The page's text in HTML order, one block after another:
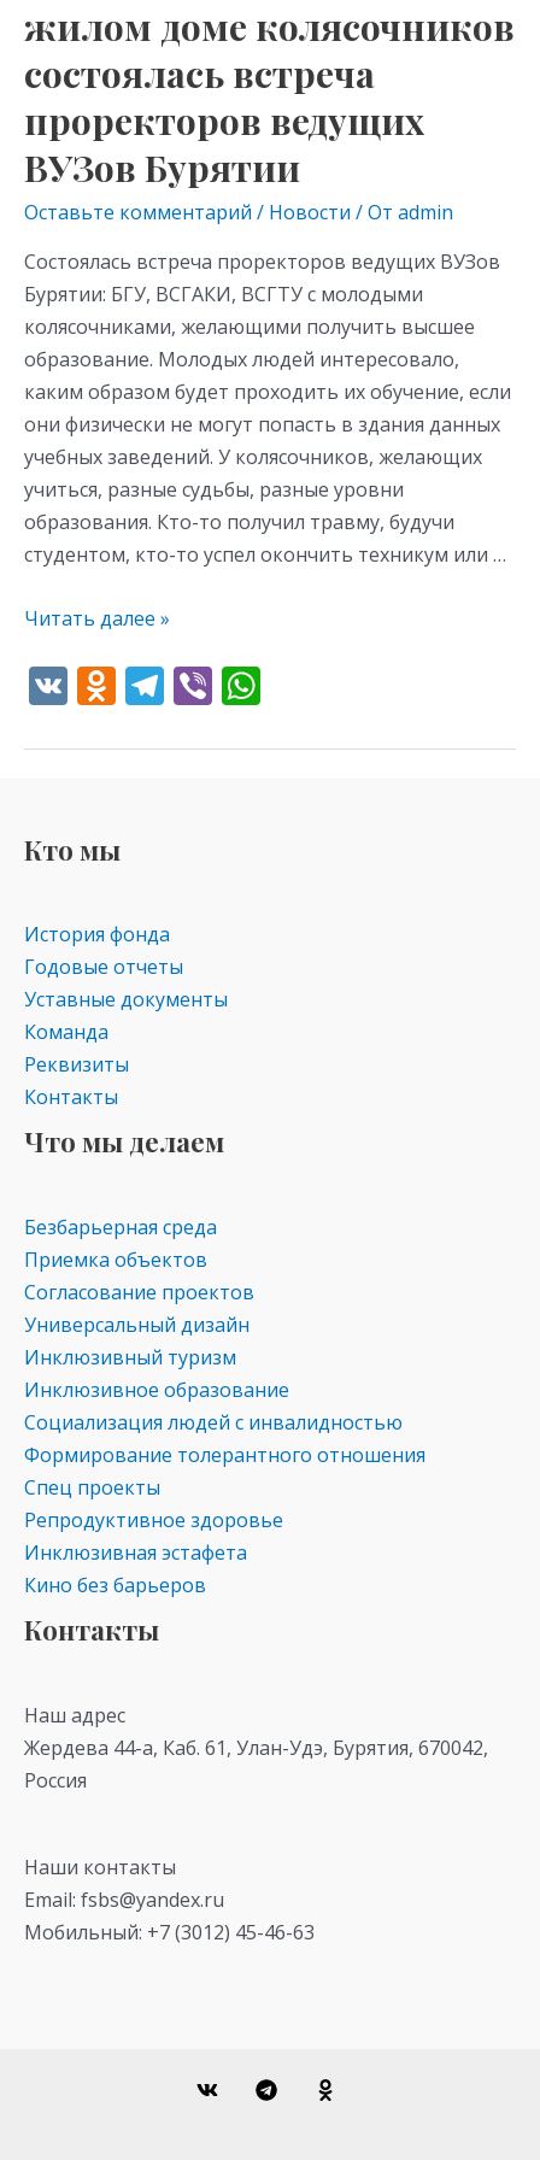
жилом доме колясочников
состоялась встреча
проректоров ведущих
ВУЗов Бурятии
Оставьте комментарий / Новости / От admin
Состоялась встреча проректоров ведущих ВУЗов
Бурятии: БГУ, ВСГАКИ, ВСГТУ с молодыми
колясочниками, желающими получить высшее
образование. Молодых людей интересовало,
каким образом будет проходить их обучение, если
они физически не могут попасть в здания данных
учебных заведений. У колясочников, желающих
учиться, разные судьбы, разные уровни
образования. Кто-то получил травму, будучи
студентом, кто-то успел окончить техникум или …
Бурятии
Читать далее »
V O
n
kl
as
s
ni
ki
T
e
Vi
er at
Кто мы
История фонда
Годовые отчеты
Уставные документы
Команда
Реквизиты
Контакты
Что мы делаем
Безбарьерная среда
Приемка объектов
Согласование проектов
Универсальный дизайн
Инклюзивный туризм
Инклюзивное образование
Социализация людей с инвалидностью
Формирование толерантного отношения
Спец проекты
Репродуктивное здоровье
Инклюзивная эстафета
Кино без барьеров
Контакты
Наш адрес
Жердева 44-а, Каб. 61, Улан-Удэ, Бурятия, 670042,
Россия
Наши контакты
Email: fsbs@yandex.ru
Мобильный: +7 (3012) 45-46-63